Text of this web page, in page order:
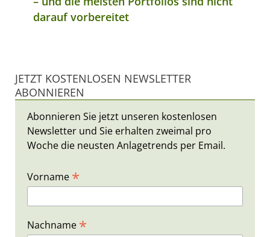
darauf vorbereitet
JETZT KOSTENLOSEN NEWSLETTER
ABONNIEREN
Abonnieren Sie jetzt unseren kostenlosen
Newsletter und Sie erhalten zweimal pro
Woche die neusten Anlagetrends per Email.
Vorname *
Nachname *